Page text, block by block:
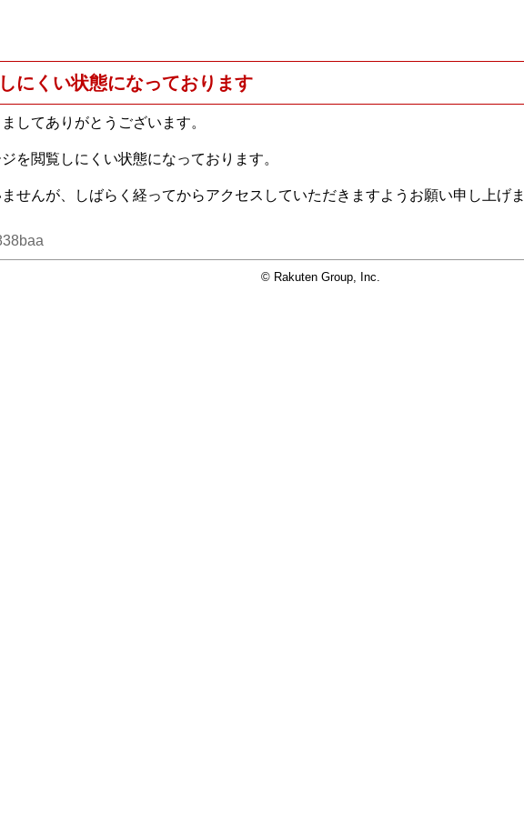
にくい状態になっております
してありがとうございます。
を閲覧しにくい状態になっております。
せんが、しばらく経ってからアクセスしていただきますようお願い申し上げ
© Rakuten Group, Inc.